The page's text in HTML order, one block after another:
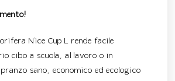
N’ice Cup L rende facile
cibo a scuola, al lavoro o in
sano, economico ed ecologico